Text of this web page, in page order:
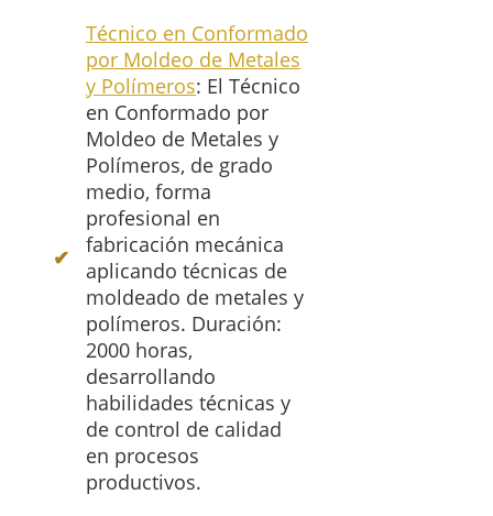
Técnico en Conformado
por Moldeo de Metales
y Polímeros: El Técnico
en Conformado por
Moldeo de Metales y
Polímeros, de grado
medio, forma
profesional en
fabricación mecánica
aplicando técnicas de
moldeado de metales y
polímeros. Duración:
2000 horas,
desarrollando
habilidades técnicas y
de control de calidad
en procesos
productivos.